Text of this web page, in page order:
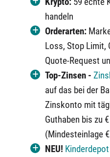
handeln
Orderarten:
Loss, Stop Limit,
Quote-Request
Top-Zinsen -
auf das bei der
Zinskonto mit
Guthaben bis zu
(Mindesteinlage
NEU! Kinderdepot